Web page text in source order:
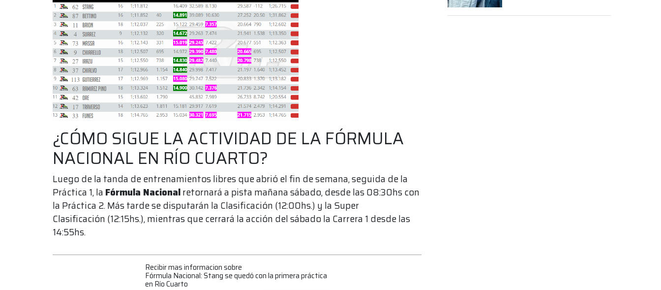
¿CÓMO SIGUE LA ACTIVIDAD DE LA FÓRMULA
NACIONAL EN RÍO CUARTO?
Luego de la tanda de entrenamientos libres que abrió el fin de semana, seguida de la
Práctica 1, la Fórmula Nacionalretornará a pista mañana sábado, desde las 08:30hs con
la Práctica 2. Más tarde se disputarán la Clasificación (12:00hs.) y la Super
Clasificación (12:15hs.), mientras que cerrará la acción del sábado la Carrera 1 desde las
14:55hs.
Recibir mas informacion sobre
Fórmula Nacional: Stang se quedó con la primera práctica
en Río Cuarto
Fórmula 1